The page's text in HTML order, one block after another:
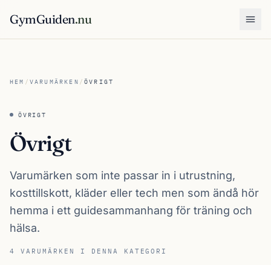
GymGuiden.nu
HEM / VARUMÄRKEN /ÖVRIGT
ÖVRIGT
Övrigt
Varumärken som inte passar in i utrustning,
kosttillskott, kläder eller tech men som ändå hör
hemma i ett guidesammanhang för träning och
hälsa.
4 VARUMÄRKEN I DENNA KATEGORI